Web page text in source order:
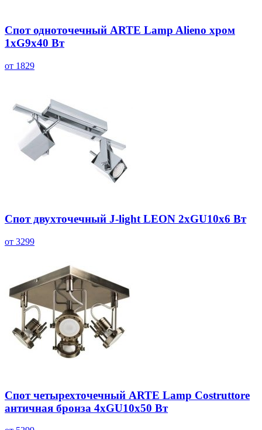
Спот одноточечный ARTE Lamp Alieno хром
1хG9х40 Вт
от 1829
Спот двухточечный J-light LEON 2хGU10х6 Вт
от 3299
Спот четырехточечный ARTE Lamp Costruttore
античная бронза 4хGU10х50 Вт